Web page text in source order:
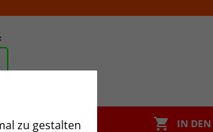
zu gestalten
+  IN DEN